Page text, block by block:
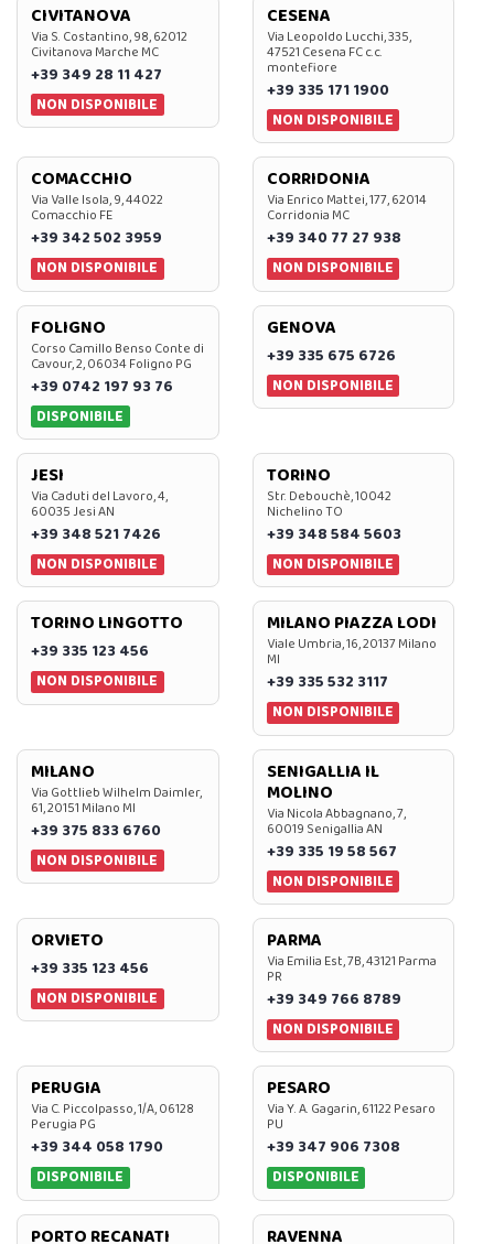
CIVITANOVA
Via S. Costantino, 98, 62012
Civitanova Marche MC
+39 349 28 11 427
NON DISPONIBILE
CESENA
Via Leopoldo Lucchi, 335,
47521 Cesena FC c.c.
montefiore
+39 335 171 1900
NON DISPONIBILE
COMACCHIO
Via Valle Isola, 9, 44022
Comacchio FE
+39 342 502 3959
NON DISPONIBILE
CORRIDONIA
Via Enrico Mattei, 177, 62014
Corridonia MC
+39 340 77 27 938
NON DISPONIBILE
FOLIGNO
Corso Camillo Benso Conte di
Cavour, 2, 06034 Foligno PG
+39 0742 197 93 76
DISPONIBILE
GENOVA
+39 335 675 6726
NON DISPONIBILE
JESI
Via Caduti del Lavoro, 4,
60035 Jesi AN
+39 348 521 7426
NON DISPONIBILE
TORINO
Str. Debouchè, 10042
Nichelino TO
+39 348 584 5603
NON DISPONIBILE
TORINO LINGOTTO
+39 335 123 456
NON DISPONIBILE
MILANO PIAZZA LODI
Viale Umbria, 16, 20137 Milano
MI
+39 335 532 3117
NON DISPONIBILE
MILANO
Via Gottlieb Wilhelm Daimler,
61, 20151 Milano MI
+39 375 833 6760
NON DISPONIBILE
SENIGALLIA IL
MOLINO
Via Nicola Abbagnano, 7,
60019 Senigallia AN
+39 335 19 58 567
NON DISPONIBILE
ORVIETO
+39 335 123 456
NON DISPONIBILE
PARMA
Via Emilia Est, 7B, 43121 Parma
PR
+39 349 766 8789
NON DISPONIBILE
PERUGIA
Via C. Piccolpasso, 1/A, 06128
Perugia PG
+39 344 058 1790
DISPONIBILE
PESARO
Via Y. A. Gagarin, 61122 Pesaro
PU
+39 347 906 7308
DISPONIBILE
PORTO RECANATI RAVENNA